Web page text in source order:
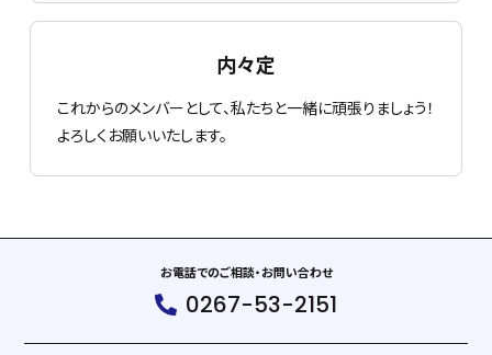
内々定
これからのメンバーとして、私たちと一緒に頑張りましょう！
よろしくお願いいたします。
お電話でのご相談・お問い合わせ
0267-53-2151